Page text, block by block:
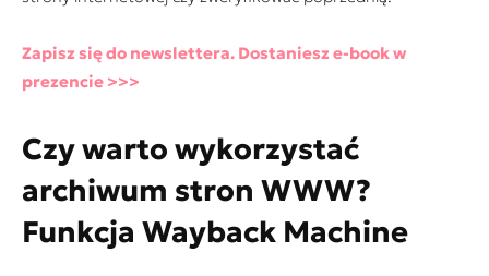
Zapisz się do newslettera. Dostaniesz e-book w
prezencie >>>
Czy warto wykorzystać
archiwum stron WWW?
Funkcja Wayback Machine